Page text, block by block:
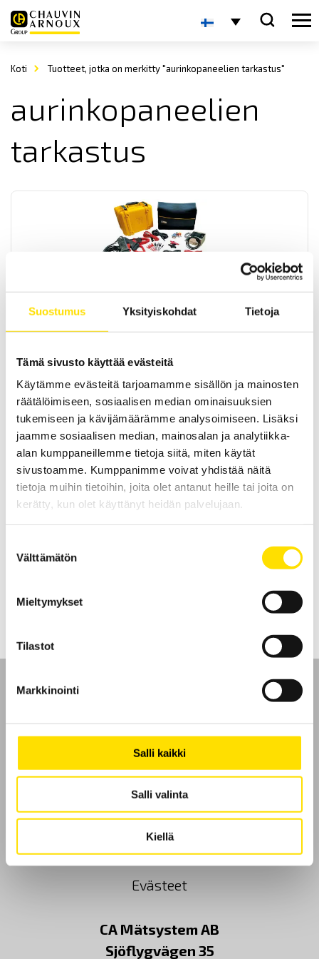
Suostumus Yksityiskohdat Tietoja
Tämä sivusto käyttää evästeitä
Käytämme evästeitä tarjoamamme sisällön ja mainosten
räätälöimiseen, sosiaalisen median ominaisuuksien
tukemiseen ja kävijämäärämme analysoimiseen. Lisäksi
jaamme sosiaalisen median, mainosalan ja analytiikka-
alan kumppaneillemme tietoja siitä, miten käytät
sivustoamme. Kumppanimme voivat yhdistää näitä
tietoja muihin tietoihin, joita olet antanut heille tai joita on
kerätty, kun olet käyttänyt heidän palvelujaan.
valinta
Välttämätön
Mieltymykset
Tilastot
Markkinointi
Salli kaikki
Salli valinta
Kiellä
Koti Tuotteet, jotka on merkitty "aurinkopaneelien tarkastus"
aurinkopaneelien
tarkastus
Monitoimitesteri aurinkopaneeliasennusten tarkastus- sekä
ylläpitomittauksiin. Toimitetaan täydellisenä mittauspakettina.
FTV100 Greentest-analysaattori
sen jälkeen kustannussäästöjen vahvistamiseksi sekä paneelien
oikean asennuskohdan ja -kulman löytämiseksi.
Etusivu
Ota yhteyttä
Tietoa meistä
GDPR
Evästeet
CA Mätsystem AB
Sjöflygvägen 35